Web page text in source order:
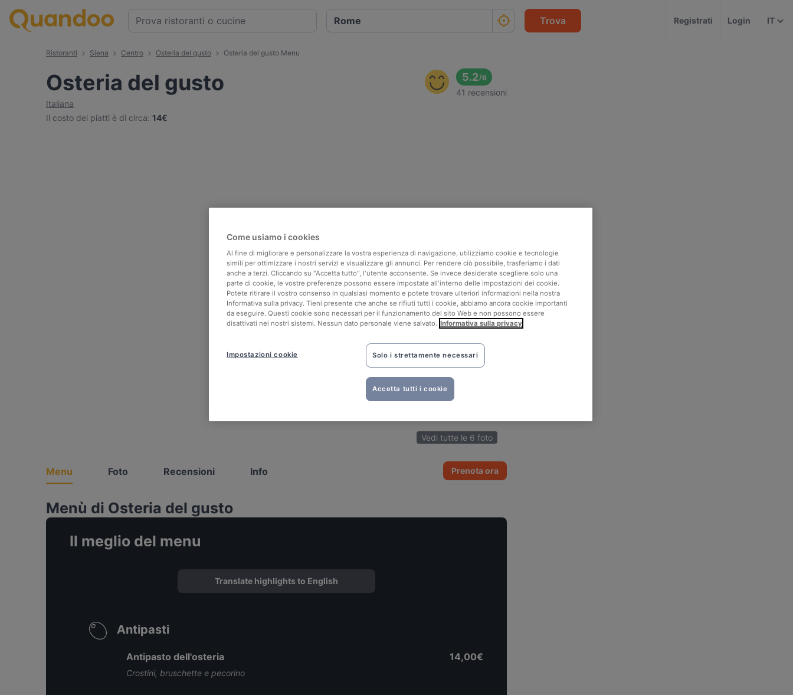
Trova Registrati Login IT
Ristoranti Siena Centro Osteria del gusto Osteria del gusto Menu
Osteria del gusto
Italiana
Il costo dei piatti è di circa: 14€
5.2/6
41 recensioni
Vedi tutte le 6 foto
Menu Foto Recensioni Info Prenota ora
Menù di Osteria del gusto
Il meglio del menu
Translate highlights to English
Antipasti
Antipasto dell'osteria
Crostini, bruschette e pecorino
14,00€
Come usiamo i cookies
Al fine di migliorare e personalizzare la vostra esperienza di navigazione, utilizziamo cookie e tecnologie
simili per ottimizzare i nostri servizi e visualizzare gli annunci. Per rendere ciò possibile, trasferiamo i dati
anche a terzi. Cliccando su "Accetta tutto", l'utente acconsente. Se invece desiderate scegliere solo una
parte di cookie, le vostre preferenze possono essere impostate all'interno delle impostazioni dei cookie.
Potete ritirare il vostro consenso in qualsiasi momento e potete trovare ulteriori informazioni nella nostra
Informativa sulla privacy. Tieni presente che anche se rifiuti tutti i cookie, abbiamo ancora cookie importanti
da eseguire. Questi cookie sono necessari per il funzionamento del sito Web e non possono essere
disattivati ​​nei nostri sistemi. Nessun dato personale viene salvato. Informativa sulla privacy
Solo i strettamente necessari
Accetta tutti i cookie
Impostazioni cookie